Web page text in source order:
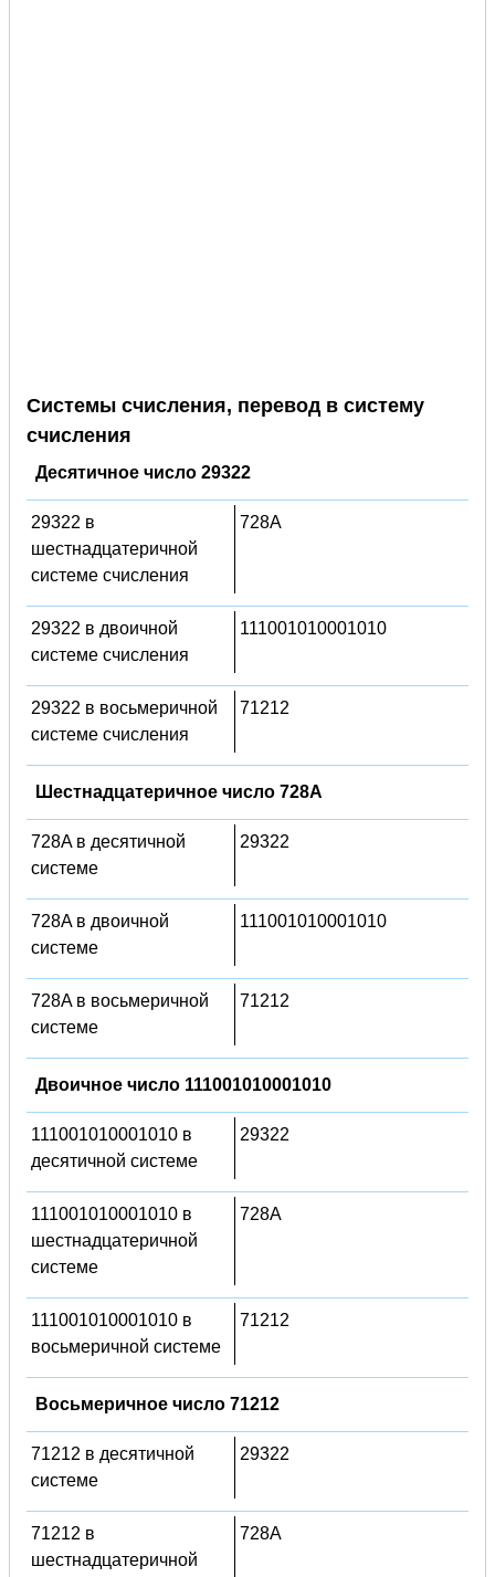
Системы счисления, перевод в систему
счисления
Десятичное число 29322
29322 в
шестнадцатеричной
системе счисления
728A
29322 в двоичной
системе счисления
111001010001010
29322 в восьмеричной
системе счисления
71212
Шестнадцатеричное число 728A
728A в десятичной
системе
29322
728A в двоичной
системе
111001010001010
728A в восьмеричной
системе
71212
Двоичное число 111001010001010
111001010001010 в
десятичной системе
29322
111001010001010 в
шестнадцатеричной
системе
728A
111001010001010 в
восьмеричной системе
71212
Восьмеричное число 71212
71212 в десятичной
системе
29322
71212 в
шестнадцатеричной
728A